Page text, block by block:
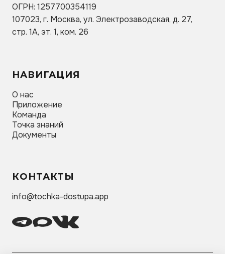
ОГРН: 1257700354119
107023, г. Москва, ул. Электрозаводская, д. 27,
стр. 1А, эт. 1, ком. 26
НАВИГАЦИЯ
О нас
Приложение
Команда
Точка знаний
Документы
КОНТАКТЫ
info@tochka-dostupa.app